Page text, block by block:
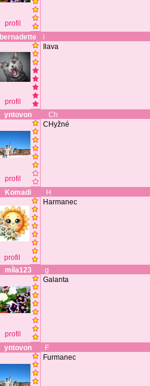
profil
bernadette i
profil
Ilava
yntovon Ch
profil
CHyžné
Komadi H
profil
Harmanec
míla123 g
profil
Galanta
yntovon F
Furmanec